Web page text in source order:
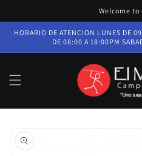
al contenido
Welcome to
HORARIO DE ATENCION LUNES DE
DE 08:00 A 18:00PM
a la
información